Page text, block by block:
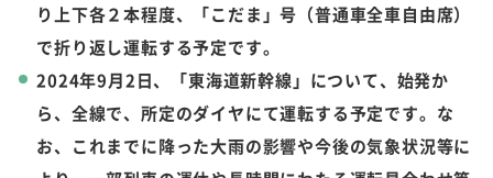
り上下各２本程度、「こだま」号（普通車全車自由席）
で折り返し運転する予定です。
2024年9月2日、「東海道新幹線」について、始発か
ら、全線で、所定のダイヤにて運転する予定です。な
お、これまでに降った大雨の影響や今後の気象状況等に